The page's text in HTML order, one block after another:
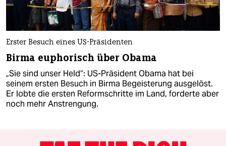
Erster Besuch eines US-Präsidenten
Birma euphorisch über Obama
„Sie sind unser Held“: US-Präsident Obama hat bei
seinem ersten Besuch in Birma Begeisterung ausgelöst.
Er lobte die ersten Reformschritte im Land, forderte aber
noch mehr Anstrengung.